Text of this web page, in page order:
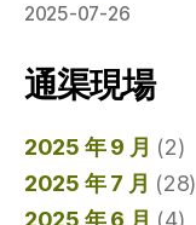
2025-07-26
通渠現場
2025 年 9 月 (2)
2025 年 7 月 (28)
2025 年 6 月 (4)